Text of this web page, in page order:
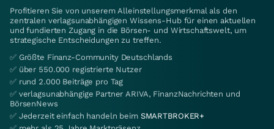
Profitieren Sie von unserem Alleinstellungsmerkmal als den
zentralen verlagsunabhängigen Wissens-Hub für einen aktuellen
und fundierten Zugang in die Börsen- und Wirtschaftswelt, um
strategische Entscheidungen zu treffen.
✅ Größte Finanz-Community Deutschlands
✅ über 550.000 registrierte Nutzer
✅ rund 2.000 Beiträge pro Tag
✅ verlagsunabhängige Partner ARIVA, FinanzNachrichten und
BörsenNews
✅ Jederzeit einfach handeln beim SMARTBROKER+